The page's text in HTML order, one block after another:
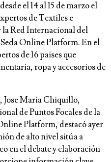
el 14 al 15 de marzo el
de Textiles e
Red Internacional del
Online Platform. En el
de 16 paises que
ropa y accesorios de
Jose Maria Chiquillo,
de Puntos Focales de la
Platform, destacó ayer
de alto nivel sitúa a
en el debate y elaboración